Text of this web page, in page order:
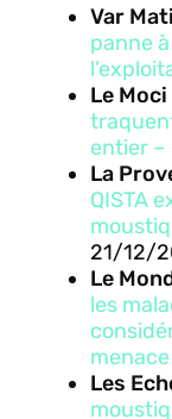
Var
panne
Le Moci
entier –
La
QISTA
21/12/
Le
les
Les